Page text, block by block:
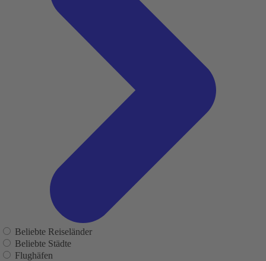
Beliebte Reiseländer
Beliebte Städte
Flughäfen